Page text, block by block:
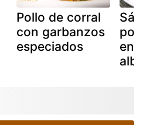
Pollo de corral
con garbanzos
especiados